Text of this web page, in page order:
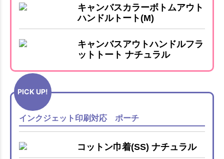
キャンバスカラーボトムアウト
ハンドルトート(M)
キャンバスアウトハンドルフラ
ットトート ナチュラル
PICK UP!
インクジェット印刷対応 ポーチ
コットン巾着(SS) ナチュラル